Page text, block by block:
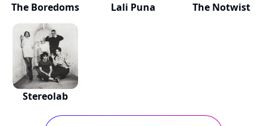
The Boredoms Lali Puna The Notwist
Stereolab